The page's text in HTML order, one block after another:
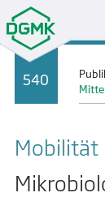
540
Mobilität